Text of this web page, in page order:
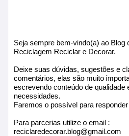
Seja sempre bem-vindo(a) ao Blog
Reciclagem Reciclar e Decorar.
Deixe suas dúvidas, sugestões e
comentários, elas são muito
escrevendo conteúdo de qualidade
necessidades.
Faremos o possível para
Para parcerias utilize o email :
reciclaredecorar.blog@gmail.com